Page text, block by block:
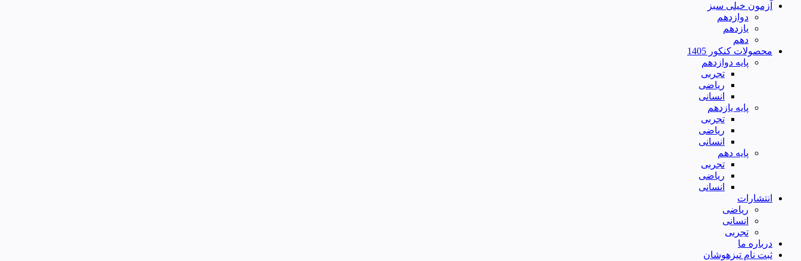
آزمون خیلی سبز
دوازدهم
یازدهم
دهم
محصولات کنکور 1405
پایه دوازدهم
تجربی
ریاضی
انسانی
پایه یازدهم
تجربی
ریاضی
انسانی
پایه دهم
تجربی
ریاضی
انسانی
انتشارات
ریاضی
انسانی
تجربی
درباره ما
ثبت نام تیزهوشان